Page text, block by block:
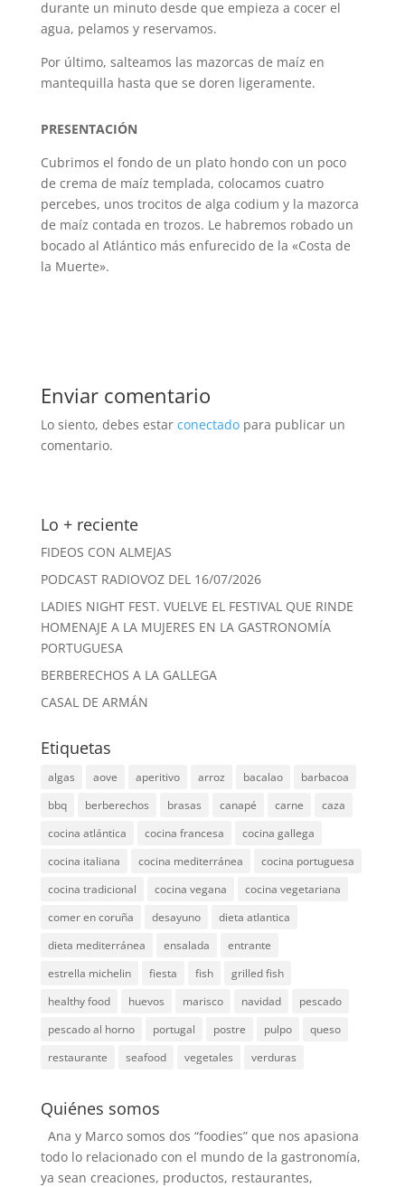
durante un minuto desde que empieza a cocer el
agua, pelamos y reservamos.
Por último, salteamos las mazorcas de maíz en
mantequilla hasta que se doren ligeramente.
PRESENTACIÓN
Cubrimos el fondo de un plato hondo con un poco
de crema de maíz templada, colocamos cuatro
percebes, unos trocitos de alga codium y la mazorca
de maíz contada en trozos. Le habremos robado un
bocado al Atlántico más enfurecido de la «Costa de
la Muerte».
Enviar comentario
Lo siento, debes estar conectadopara publicar un
comentario.
Lo + reciente
FIDEOS CON ALMEJAS
PODCAST RADIOVOZ DEL 16/07/2026
LADIES NIGHT FEST. VUELVE EL FESTIVAL QUE RINDE
HOMENAJE A LA MUJERES EN LA GASTRONOMÍA
PORTUGUESA
BERBERECHOS A LA GALLEGA
CASAL DE ARMÁN
Etiquetas
algas aove aperitivo arroz bacalao
barbacoa
bbq
berberechos brasas canapé carne
caza
cocina atlántica
cocina francesa
cocina gallega
cocina italiana
cocina mediterránea
cocina portuguesa
cocina tradicional
cocina vegana
cocina vegetariana
comer en coruña
desayuno
dieta atlantica
dieta mediterránea
ensalada
entrante
estrella michelin
fiesta fish
grilled fish
healthy food
huevos marisco navidad
pescado
pescado al horno
portugal postre pulpo
queso
restaurante
seafood vegetales verduras
Quiénes somos
Ana y Marco somos dos “foodies” que nos apasiona
todo lo relacionado con el mundo de la gastronomía,
ya sean creaciones, productos, restaurantes,